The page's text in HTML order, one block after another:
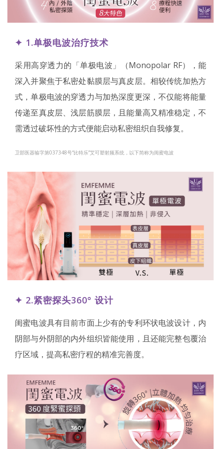
✦ 1.单极电波治疗技术
采用高穿透力的「单极电波」（Monopolar RF），能
深入并聚焦于私密处黏膜层与真皮层。相较传统加热方
式，单极电波的穿透力与加热深度更深，不仅能将能量
传递至真皮层、浅层筋膜层，且能量高又精准稳定，不
需透过破坏性的方式便能启动私密组织自我修复。
卫部医器输字第037348号“比特乐”艾可塑射频系统，以下简称为闺蜜电波
✦ 2.紧密探头360° 设计
闺蜜电波具有目前市面上少有的专利环状电波设计，内
阴部与外阴部的内外组织皆能使用，且还能完整包覆治
疗区域，提高私密疗程的精准完善度。